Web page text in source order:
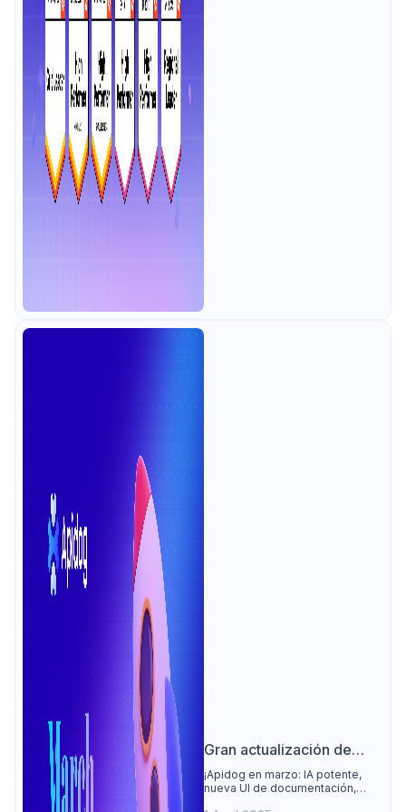
Gran actualización de
marzo de Apidog:
Compatibilidad con MCP
¡Apidog en marzo: IA potente,
nueva UI de documentación,